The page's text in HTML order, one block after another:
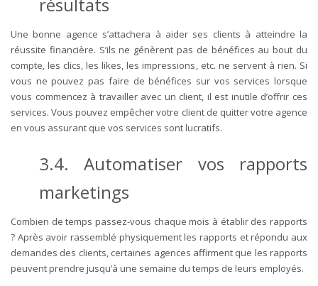
résultats
Une bonne agence s’attachera à aider ses clients à atteindre la
réussite financière. S’ils ne génèrent pas de bénéfices au bout du
compte, les clics, les likes, les impressions, etc. ne servent à rien. Si
vous ne pouvez pas faire de bénéfices sur vos services lorsque
vous commencez à travailler avec un client, il est inutile d’offrir ces
services. Vous pouvez empêcher votre client de quitter votre agence
en vous assurant que vos services sont lucratifs.
3.4. Automatiser vos rapports
marketings
Combien de temps passez-vous chaque mois à établir des rapports
? Après avoir rassemblé physiquement les rapports et répondu aux
demandes des clients, certaines agences affirment que les rapports
peuvent prendre jusqu’à une semaine du temps de leurs employés.